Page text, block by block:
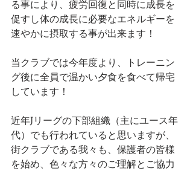
る事により、疲労回復と同時に成長を
促すし体の成長に必要なエネルギーを
速やかに摂取する事が出来ます！
当クラブでは今年度より、トレーニン
グ後に全員で温かい夕食を食べて帰宅
しています！
近年Jリーグの下部組織（主にユース年
代）でも行われていると思いますが、
街クラブである我々も、保護者の皆様
を始め、色々な方々のご理解とご協力